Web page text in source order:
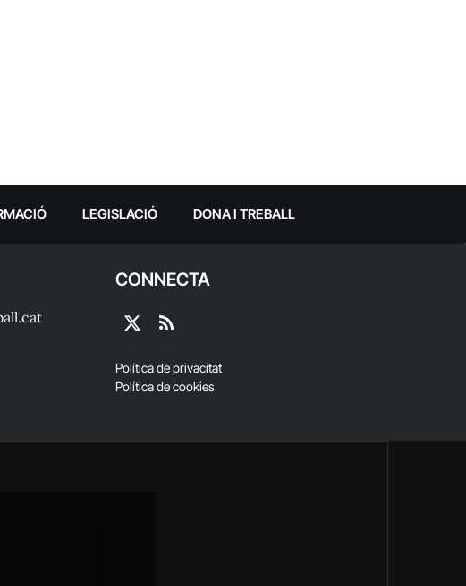
LEGISLACIÓ DONA I TREBALL
CONNECTA
X
RSS
Política de privacitat
Política de cookies